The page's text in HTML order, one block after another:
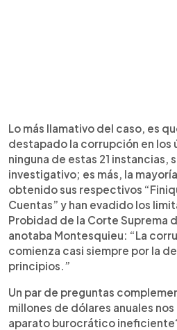
Lo más llamativo del caso, es
destapado la corrupción en los
ninguna de estas 21 instancias,
investigativo; es más, la
obtenido sus respectivos
Cuentas” y han evadido los
Probidad de la Corte Suprema
anotaba Montesquieu: “La
comienza casi siempre por la
principios.”
Un par de preguntas
millones de dólares anuales
aparato burocrático